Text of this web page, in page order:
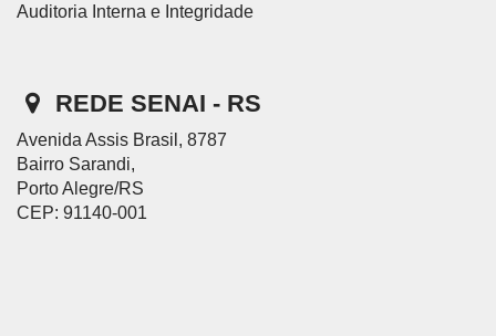
Auditoria Interna e Integridade
REDE SENAI - RS
Avenida Assis Brasil, 8787
Bairro Sarandi,
Porto Alegre/RS
CEP: 91140-001